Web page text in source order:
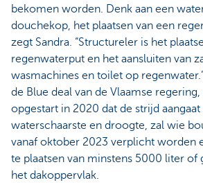
bekomen worden. Denk aan een
douchekop, het plaatsen van een
zegt Sandra. “Structureler is het
regenwaterput en het aansluiten van
wasmachines en toilet op
de Blue deal van de Vlaamse
opgestart in 2020 dat de strijd
waterschaarste en droogte, zal wie
vanaf oktober 2023 verplicht worden
te plaatsen van minstens 5000 liter of
het dakoppervlak.